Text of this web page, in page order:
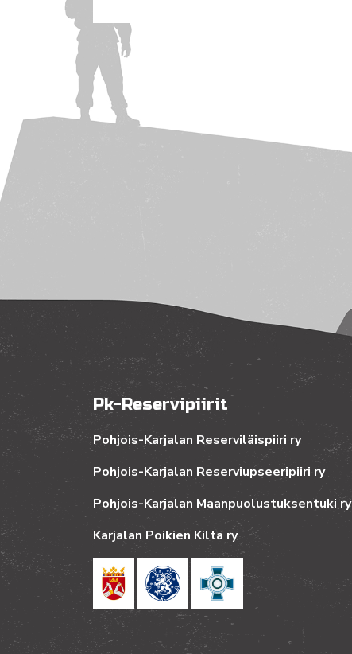
Pk-Reservipiirit
Pohjois-Karjalan Reserviläispiiri ry
Pohjois-Karjalan Reserviupseeripiiri ry
Pohjois-Karjalan Maanpuolustuksentuki ry
Karjalan Poikien Kilta ry